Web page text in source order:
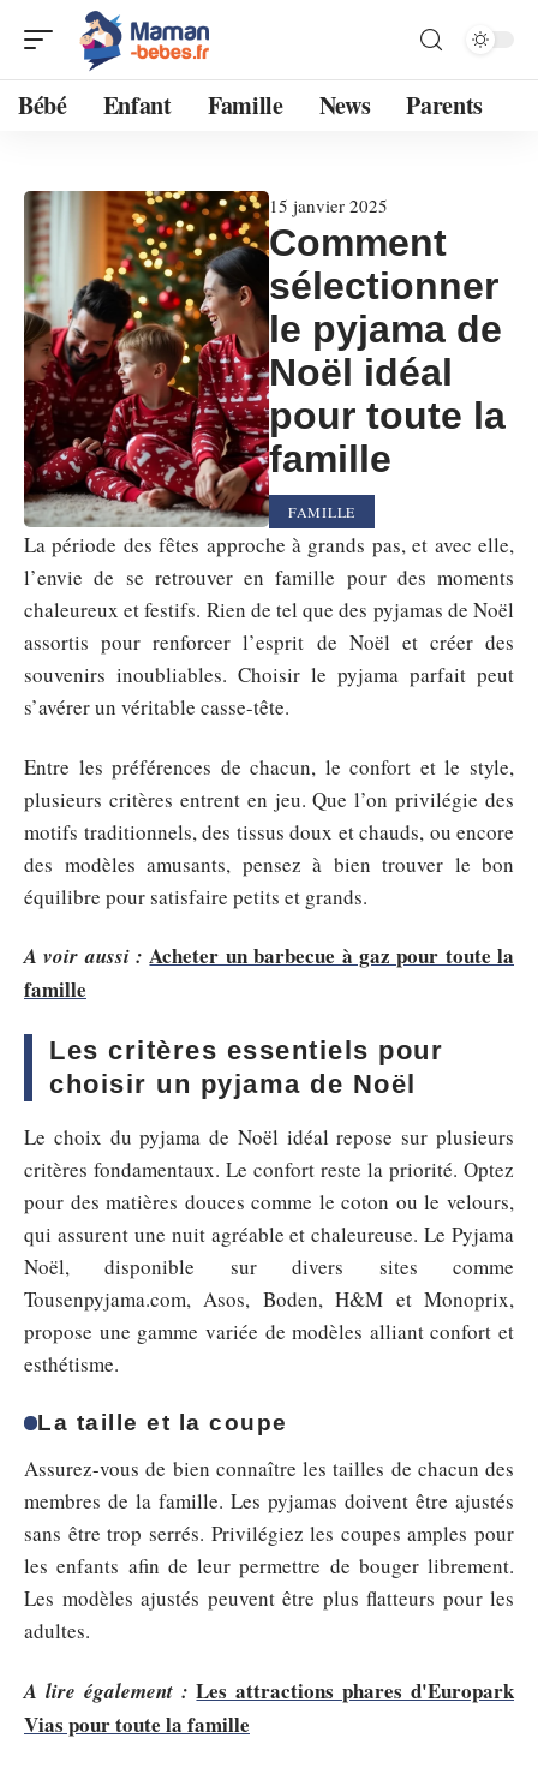
Bébé Enfant Famille News Parents
15 janvier 2025
Comment
sélectionner
le pyjama de
Noël idéal
pour toute la
famille
FAMILLE
La période des fêtes approche à grands pas, et avec elle,
l’envie de se retrouver en famille pour des moments
chaleureux et festifs. Rien de tel que des pyjamas de Noël
assortis pour renforcer l’esprit de Noël et créer des
souvenirs inoubliables. Choisir le pyjama parfait peut
s’avérer un véritable casse-tête.
Entre les préférences de chacun, le confort et le style,
plusieurs critères entrent en jeu. Que l’on privilégie des
motifs traditionnels, des tissus doux et chauds, ou encore
des modèles amusants, pensez à bien trouver le bon
équilibre pour satisfaire petits et grands.
A voir aussi : Acheter un barbecue à gaz pour toute la
famille
Les critères essentiels pour
choisir un pyjama de Noël
Le choix du pyjama de Noël idéal repose sur plusieurs
critères fondamentaux. Le confort reste la priorité. Optez
pour des matières douces comme le coton ou le velours,
qui assurent une nuit agréable et chaleureuse. Le Pyjama
Noël, disponible sur divers sites comme
Tousenpyjama.com, Asos, Boden, H&M et Monoprix,
propose une gamme variée de modèles alliant confort et
esthétisme.
La taille et la coupe
Assurez-vous de bien connaître les tailles de chacun des
membres de la famille. Les pyjamas doivent être ajustés
sans être trop serrés. Privilégiez les coupes amples pour
les enfants afin de leur permettre de bouger librement.
Les modèles ajustés peuvent être plus flatteurs pour les
adultes.
A lire également : Les attractions phares d'Europark
Vias pour toute la famille